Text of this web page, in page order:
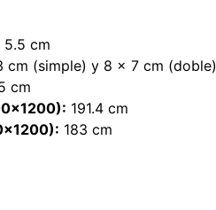
5.5 cm
cm (simple) y 8 x 7 cm (doble)
cm
191.4 cm
183 cm